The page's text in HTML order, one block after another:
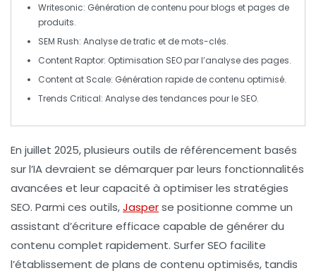
Writesonic: Génération de contenu pour blogs et pages de
produits.
SEM Rush: Analyse detrafic et demots-clés.
Content Raptor: Optimisation SEO par l’analyse des pages.
Content at Scale: Génération rapide de contenu optimisé.
Trends Critical: Analyse des tendances pour le SEO.
En juillet 2025, plusieurs outils de référencement basés
sur l’IAdevraient se démarquer par leurs fonctionnalités
avancées et leur capacité à optimiser les stratégies
SEO. Parmi ces outils,Jasperse positionne comme un
assistant d’écriture efficace capable de générer du
contenu complet rapidement. Surfer SEO facilite
l’établissement de plans de contenu optimisés, tandis